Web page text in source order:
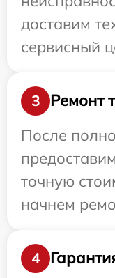
доставим
сервисный
3
Ремонт
После
точную
начнем
4